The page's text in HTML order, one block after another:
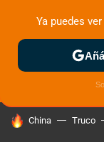
ZONA DE PRUEBAS
HOY SE HABLA DE
China Truco
Ya puedes